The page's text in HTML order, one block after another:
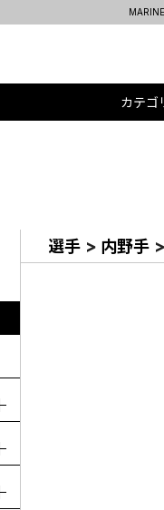
カテゴ
選手> 内野手>